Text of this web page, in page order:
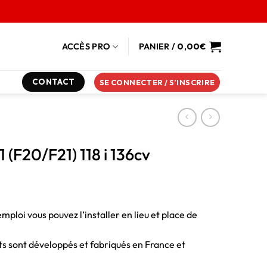
ACCÈS PRO PANIER / 0,00€
CONTACT SE CONNECTER / S’INSCRIRE
F21) 118 i 136cv
vous pouvez l’installer en lieu et place de
sont développés et fabriqués en France et